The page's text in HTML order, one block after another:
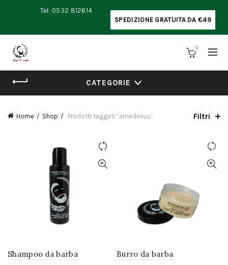
Tel: 0532 812614
SPEDIZIONE GRATUITA DA €49
0
CATEGORIE
Home Shop Prodotti taggati “amederius” Filtri
Shampoo da barba
Burro da barba